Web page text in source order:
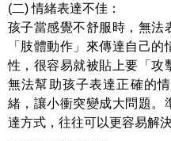
(二) 情緒表達不佳：
孩子當感覺不舒服時，無法
「肢體動作」來傳達自己
性，很容易就被貼上要「攻
無法幫助孩子表達正確的
緒，讓小衝突變成大問題。
達方式，往往可以更容易解